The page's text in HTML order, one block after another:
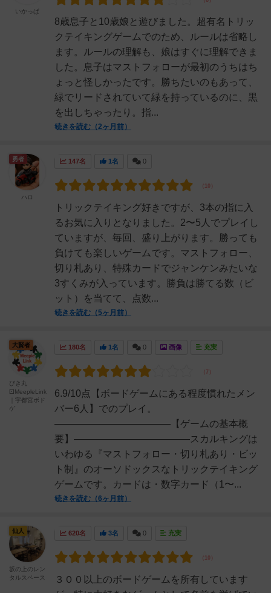
8歳息子と10歳娘と遊びました。超有名トリッ
クテイキングゲームでのため、ルールは省略し
ます。ルールの理解も、娘はすぐに理解できま
した。息子はマストフォローが最初のうちはち
ょっと怪しかったです。勝ちたいのもあって、
緑でリードされていて緑を持っているのに、黒
を出しちゃったり。指...
続きを読む（2ヶ月前）
いかっぱ
147名 1名 0
トリックテイキング好きですが、3本の指に入
るお気に入りとなりました。2〜5人でプレイし
ていますが、毎回、盛り上がります。勝っても
負けても楽しいゲームです。マストフォロー、
切り札あり、特殊カードでジャンケンみたいな
3すくみが入っています。勝負は勝てる数（ビ
ット）を当てて、点数...
続きを読む（5ヶ月前）
勇者
ハロ
180名 1名 0 画像 充実
6.9/10点【ボードゲームにある程度慣れたメン
バー6人】でのプレイ。
――――――――――――【ゲームの基本概
要】――――――――――――スカルキングは
いわゆる『マストフォロー・切り札あり・ビッ
ト制』のオーソドックスなトリックテイキング
ゲームです。カードは・数字カード（1〜...
続きを読む（6ヶ月前）
大賢者
びき丸
⚀MeepleLink
｜宇都宮ボド
ゲ
620名 3名 0 充実
３００以上のボードゲームを所有しています
仙人
坂の上のレン
タルスペース